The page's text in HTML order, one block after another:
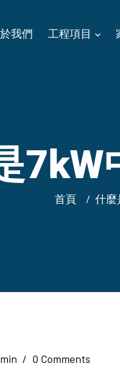
我們 工程項目
7kW
首頁 什麼
/ 0 Comments